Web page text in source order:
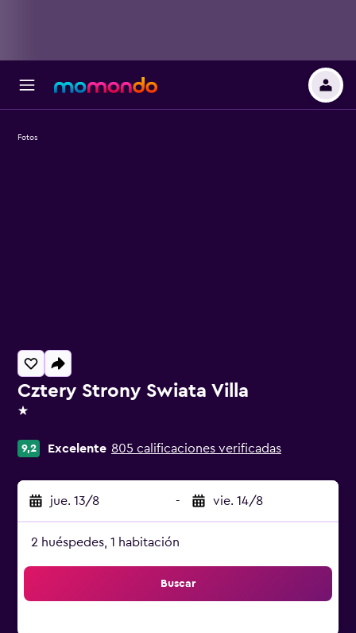
Cztery Strony Swiata Villa
1 estrella
9,2 Excelente 805 calificaciones verificadas
jue. 13/8 - vie. 14/8
2 huéspedes, 1 habitación
Buscar
Fotos